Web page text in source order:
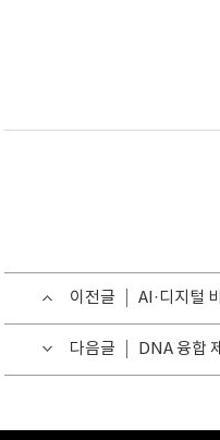
이전글 AI·디지털
다음글 DNA 융합